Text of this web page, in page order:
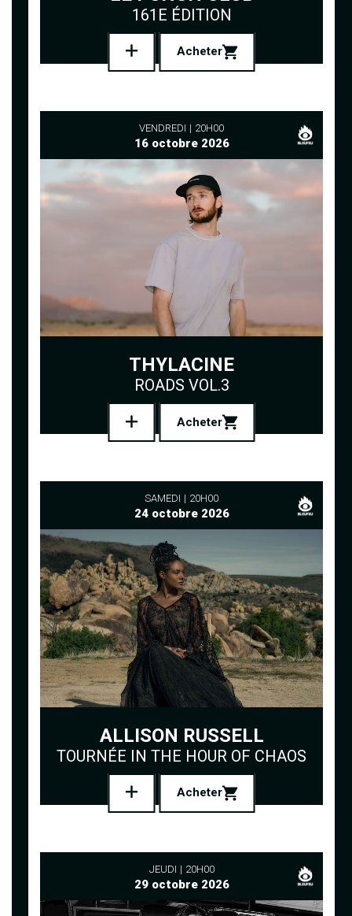
161E ÉDITION
Acheter
VENDREDI 20H00
16 octobre 2026
THYLACINE
ROADS VOL.3
Acheter
SAMEDI 20H00
24 octobre 2026
ALLISON RUSSELL
TOURNÉE IN THE HOUR OF CHAOS
Acheter
JEUDI 20H00
29 octobre 2026